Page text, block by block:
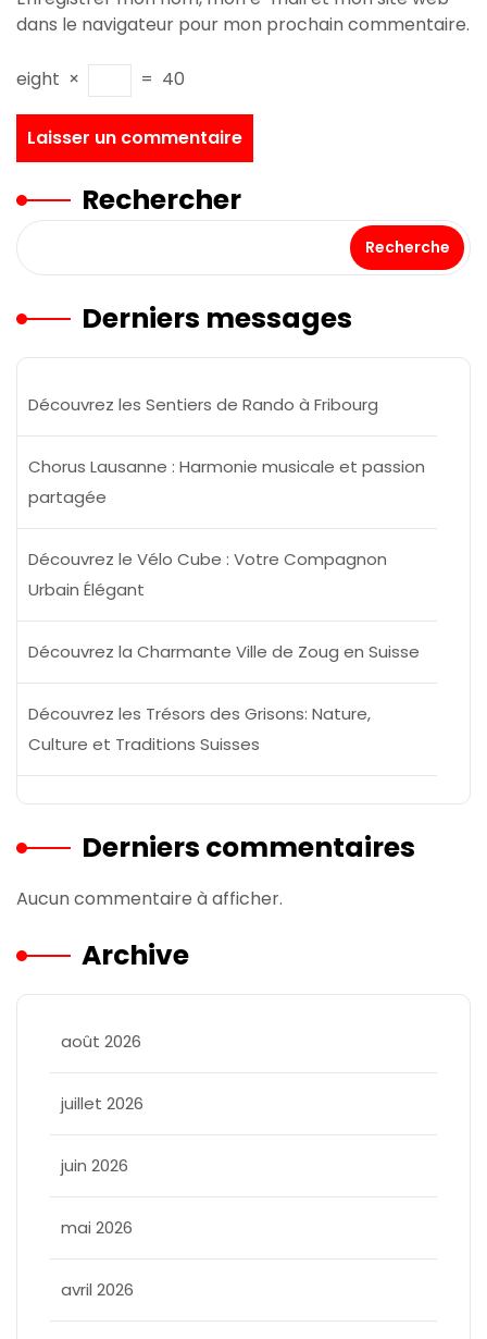
dans le navigateur pour mon prochain commentaire.
eight × = 40
Rechercher
Recherche
Derniers messages
Découvrez les Sentiers de Rando à Fribourg
Chorus Lausanne : Harmonie musicale et passion
partagée
Découvrez le Vélo Cube : Votre Compagnon
Urbain Élégant
Découvrez la Charmante Ville de Zoug en Suisse
Découvrez les Trésors des Grisons: Nature,
Culture et Traditions Suisses
Derniers commentaires
Aucun commentaire à afficher.
Archive
août 2026
juillet 2026
juin 2026
mai 2026
avril 2026